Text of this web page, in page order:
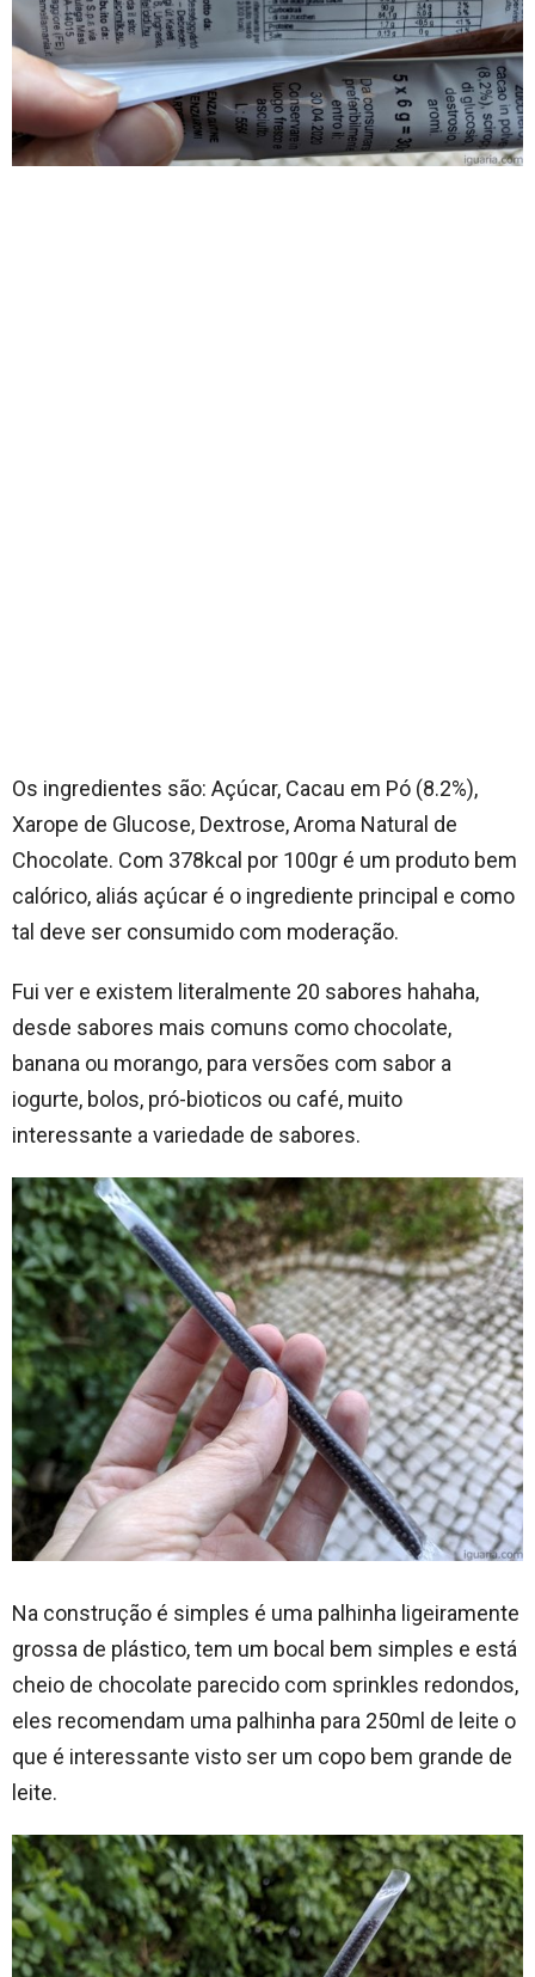
Os ingredientes são: Açúcar, Cacau em Pó (8.2%),
Xarope de Glucose, Dextrose, Aroma Natural de
Chocolate. Com 378kcal por 100gr é um produto bem
calórico, aliás açúcar é o ingrediente principal e como
tal deve ser consumido com moderação.
Fui ver e existem literalmente 20 sabores hahaha,
desde sabores mais comuns como chocolate,
banana ou morango, para versões com sabor a
iogurte, bolos, pró-bioticos ou café, muito
interessante a variedade de sabores.
Na construção é simples é uma palhinha ligeiramente
grossa de plástico, tem um bocal bem simples e está
cheio de chocolate parecido com sprinkles redondos,
eles recomendam uma palhinha para 250ml de leite o
que é interessante visto ser um copo bem grande de
leite.